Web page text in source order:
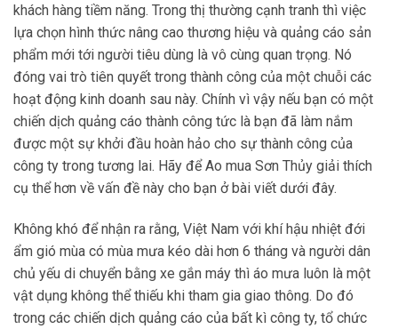
khách hàng tiềm năng. Trong thị thường cạnh tranh thì việc
lựa chọn hình thức nâng cao thương hiệu và quảng cáo sản
phẩm mới tới người tiêu dùng là vô cùng quan trọng. Nó
đóng vai trò tiên quyết trong thành công của một chuỗi các
hoạt động kinh doanh sau này. Chính vì vậy nếu bạn có một
chiến dịch quảng cáo thành công tức là bạn đã làm nắm
được một sự khởi đầu hoàn hảo cho sự thành công của
công ty trong tương lai. Hãy để Ao mua Sơn Thủy giải thích
cụ thể hơn về vấn đề này cho bạn ở bài viết dưới đây.
Không khó để nhận ra rằng, Việt Nam với khí hậu nhiệt đới
ẩm gió mùa có mùa mưa kéo dài hơn 6 tháng và người dân
chủ yếu di chuyển bằng xe gắn máy thì áo mưa luôn là một
vật dụng không thể thiếu khi tham gia giao thông. Do đó
trong các chiến dịch quảng cáo của bất kì công ty, tổ chức